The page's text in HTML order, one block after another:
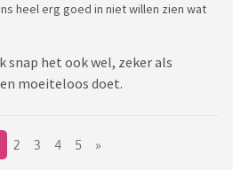
heel erg goed in niet willen zien wat
snap het ook wel, zeker als
moeiteloos doet.
2 3 4 5 »